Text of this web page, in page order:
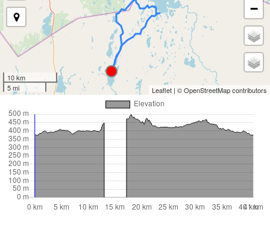
−
10 km
5 mi
Leaflet | ©OpenStreetMapcontributors